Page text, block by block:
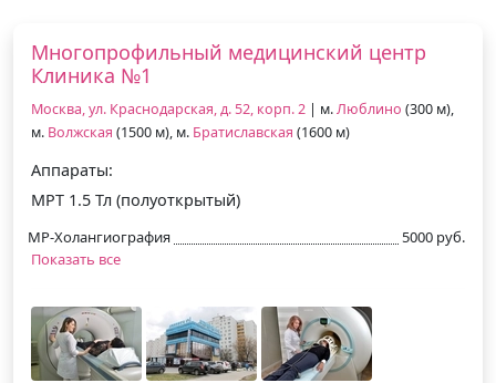
Многопрофильный медицинский центр
Клиника №1
Москва, ул. Краснодарская, д. 52, корп. 2 | м.Люблино (300 м),
м. Волжская (1500 м), м. Братиславская (1600 м)
Аппараты:
МРТ 1.5 Тл (полуоткрытый)
МР-Холангиография
5000 руб.
Показать все